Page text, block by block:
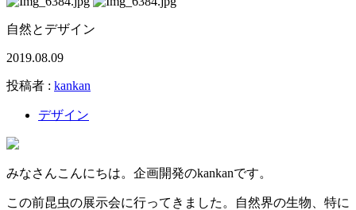
自然とデザイン
2019.08.09
投稿者 : kankan
デザイン
みなさんこんにちは。企画開発のkankanです。
この前昆虫の展示会に行ってきました。自然界の生物、特に